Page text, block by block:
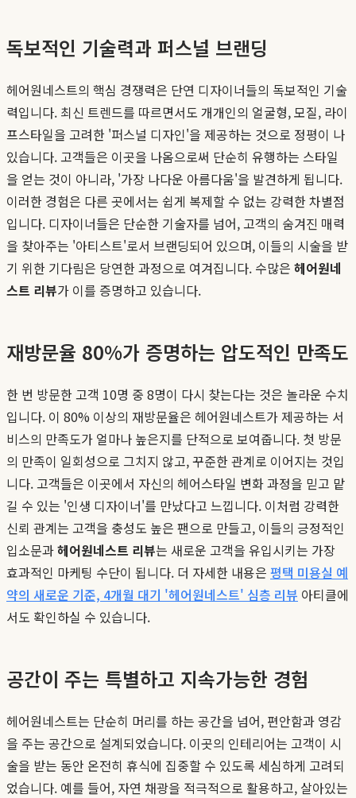
독보적인 기술력과 퍼스널 브랜딩
헤어원네스트의 핵심 경쟁력은 단연 디자이너들의 독보적인 기술
력입니다. 최신 트렌드를 따르면서도 개개인의 얼굴형, 모질, 라이
프스타일을 고려한 '퍼스널 디자인'을 제공하는 것으로 정평이 나
있습니다. 고객들은 이곳을 나옴으로써 단순히 유행하는 스타일
을 얻는 것이 아니라, '가장 나다운 아름다움'을 발견하게 됩니다.
이러한 경험은 다른 곳에서는 쉽게 복제할 수 없는 강력한 차별점
입니다. 디자이너들은 단순한 기술자를 넘어, 고객의 숨겨진 매력
을 찾아주는 '아티스트'로서 브랜딩되어 있으며, 이들의 시술을 받
기 위한 기다림은 당연한 과정으로 여겨집니다. 수많은 헤어원네
스트 리뷰가 이를 증명하고 있습니다.
재방문율 80%가 증명하는 압도적인 만족도
한 번 방문한 고객 10명 중 8명이 다시 찾는다는 것은 놀라운 수치
입니다. 이 80% 이상의 재방문율은 헤어원네스트가 제공하는 서
비스의 만족도가 얼마나 높은지를 단적으로 보여줍니다. 첫 방문
의 만족이 일회성으로 그치지 않고, 꾸준한 관계로 이어지는 것입
니다. 고객들은 이곳에서 자신의 헤어스타일 변화 과정을 믿고 맡
길 수 있는 '인생 디자이너'를 만났다고 느낍니다. 이처럼 강력한
신뢰 관계는 고객을 충성도 높은 팬으로 만들고, 이들의 긍정적인
입소문과헤어원네스트 리뷰는 새로운 고객을 유입시키는 가장
효과적인 마케팅 수단이 됩니다. 더 자세한 내용은 평택 미용실 예
약의 새로운 기준, 4개월 대기 '헤어원네스트' 심층 리뷰 아티클에
서도 확인하실 수 있습니다.
공간이 주는 특별하고 지속가능한 경험
헤어원네스트는 단순히 머리를 하는 공간을 넘어, 편안함과 영감
을 주는 공간으로 설계되었습니다. 이곳의 인테리어는 고객이 시
술을 받는 동안 온전히 휴식에 집중할 수 있도록 세심하게 고려되
었습니다. 예를 들어, 자연 채광을 적극적으로 활용하고, 살아있는